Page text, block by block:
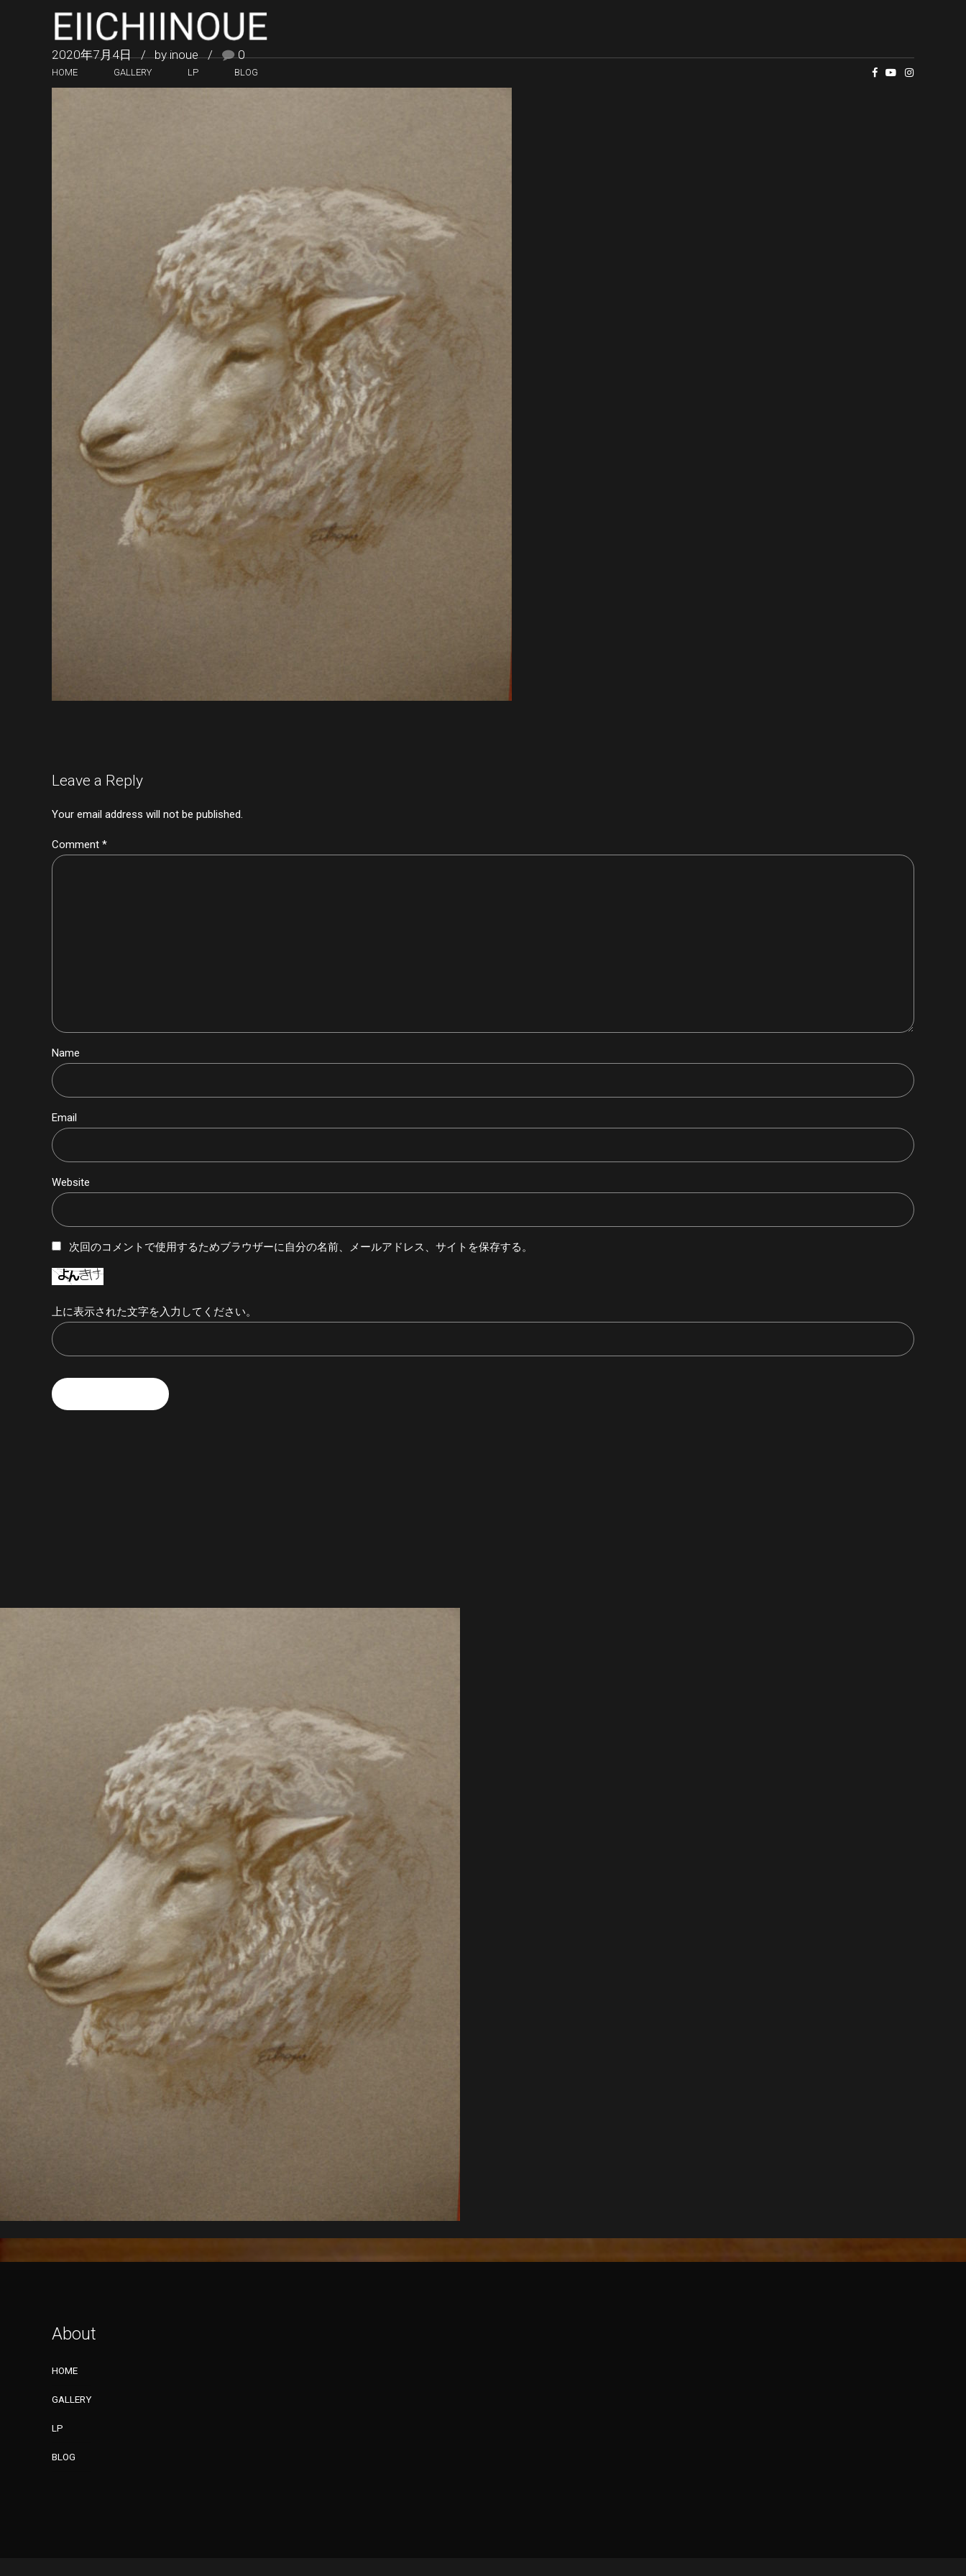
HOME GALLERY LP BLOG
2020年7月4日 by inoue 0
Leave a Reply
Your email address will not be published.
Comment *
Name
Email
Website
次回のコメントで使用するためブラウザーに自分の名前、メールアドレス、サイトを保存する。
上に表示された文字を入力してください。
About
HOME
GALLERY
LP
BLOG